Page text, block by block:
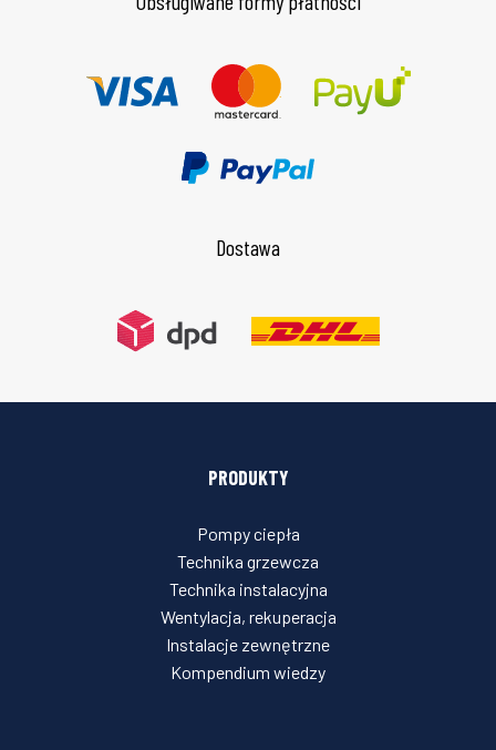
Dostawa
PRODUKTY
Pompy ciepła
Technika grzewcza
Technika instalacyjna
Wentylacja, rekuperacja
Instalacje zewnętrzne
Kompendium wiedzy